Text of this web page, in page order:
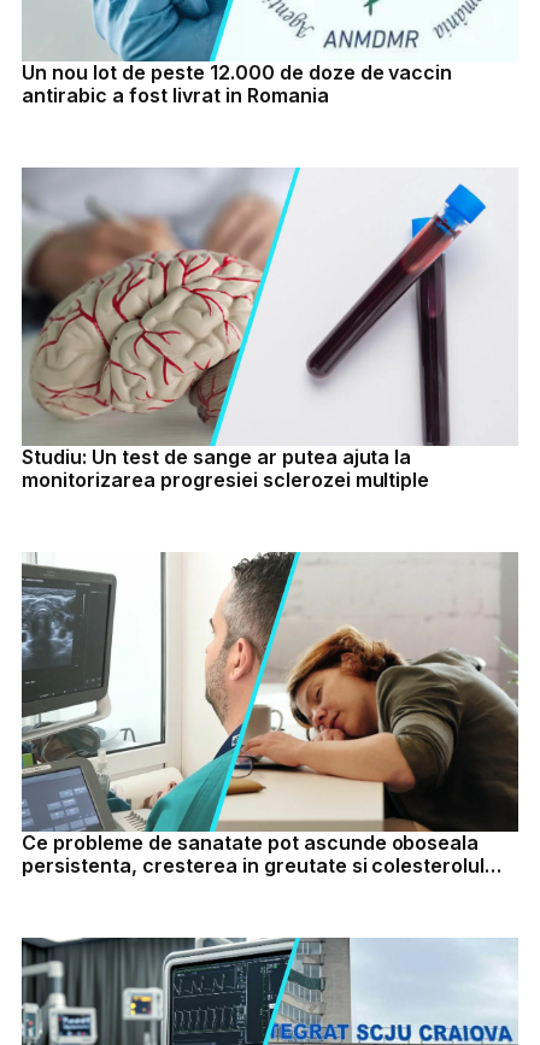
Un nou lot de peste 12.000 de doze de vaccin
antirabic a fost livrat in Romania
Studiu: Un test de sange ar putea ajuta la
monitorizarea progresiei sclerozei multiple
Ce probleme de sanatate pot ascunde oboseala
persistenta, cresterea in greutate si colesterolul